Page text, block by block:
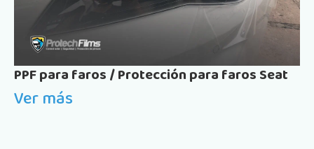
PPF para faros / Protección para faros Seat
Ver más